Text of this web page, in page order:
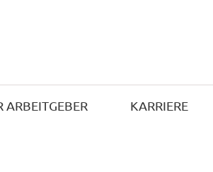
ARBEITGEBER KARRIERE